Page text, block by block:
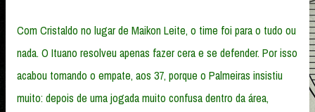
Com Cristaldo no lugar de Maikon Leite, o time foi para o tudo ou
nada. O Ituano resolveu apenas fazer cera e se defender. Por isso
acabou tomando o empate, aos 37, porque o Palmeiras insistiu
muito: depois de uma jogada muito confusa dentro da área,